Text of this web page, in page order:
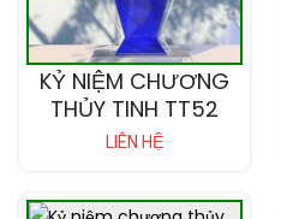
KỶ NIỆM CHƯƠNG
THỦY TINH TT52
LIÊN HỆ